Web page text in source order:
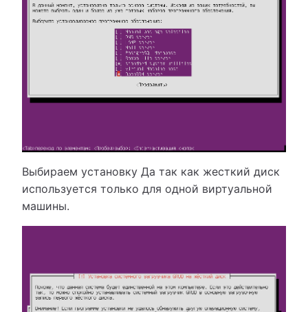
Выбираем установку Да так как жесткий диск
используется только для одной виртуальной
машины.